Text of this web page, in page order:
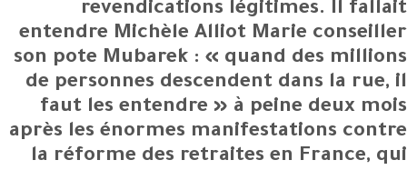
revendications légitimes. Il fallait
entendre Michèle Alliot Marie conseiller
son pote Mubarek : « quand des millions
de personnes descendent dans la rue, il
faut les entendre » à peine deux mois
après les énormes manifestations contre
la réforme des retraites en France, qui